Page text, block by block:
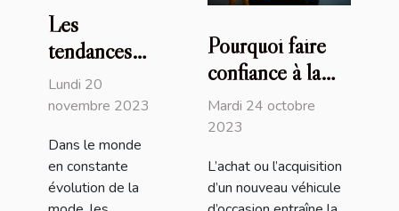
Les
tendances
actuelles des
bracelets
comment les
intégrer
Lundi 20
novembre 2023
Dans le monde
en constante
évolution de la
Pourquoi faire
confiance à la
plateforme
Immatriculer.com
Mardi 24 octobre
2023
L’achat ou l’acquisition
d’un nouveau véhicule